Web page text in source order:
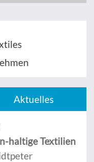
Aktuelles
haltige Textilien